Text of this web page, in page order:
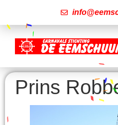
Prins